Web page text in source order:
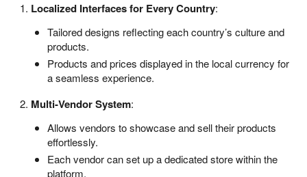
Localized Interfaces for Every Country:
Tailored designs reflecting each country’s culture and
products.
Products and prices displayed in the local currency for
a seamless experience.
Multi-Vendor System:
Allows vendors to showcase and sell their products
effortlessly.
Each vendor can set up a dedicated store within the
platform.